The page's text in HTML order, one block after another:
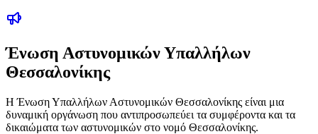
Ένωση Αστυνομικών Υπαλλήλων
Θεσσαλονίκης
Η Ένωση Υπαλλήλων Αστυνομικών Θεσσαλονίκης είναι μια
δυναμική οργάνωση που αντιπροσωπεύει τα συμφέροντα και τα
δικαιώματα των αστυνομικών στο νομό Θεσσαλονίκης.